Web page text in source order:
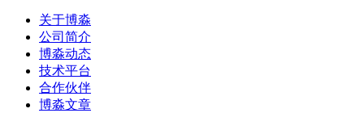
关于博淼
公司简介
博淼动态
技术平台
合作伙伴
博淼文章